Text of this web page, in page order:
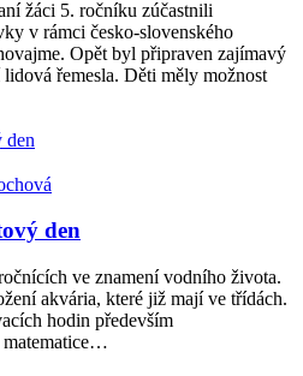
žáci 5. ročníku zúčastnili
v rámci česko-slovenského
Opět byl připraven zajímavý
řemesla. Děti měly možnost
den
ve znamení vodního života.
akvária, které již mají ve třídách.
hodin především
matematice…